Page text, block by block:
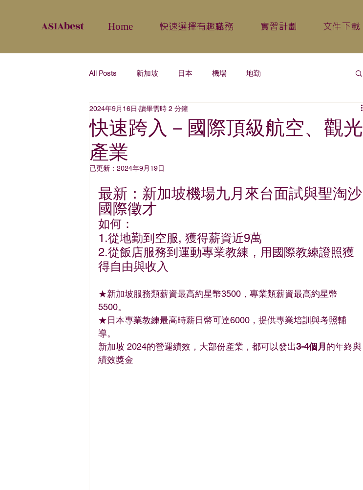
​ASIAbest Home 快速選擇有趣職務 實習計劃 文件下載
All Posts 新加坡 日本 機場 地勤
快速跨入－國際頂級航空、觀光
產業
2024年9月16日 讀畢需時 2 分鐘
已更新： 2024年9月19日
最新：新加坡機場九月來台面試與聖淘沙
國際徵才
如何：
1.從地勤到空服, 獲得薪資近9萬
2.從飯店服務到運動專業教練，用國際教練證照獲
得自由與收入
★新加坡服務類薪資最高約星幣3500，專業類薪資最高約星幣
5500。
★日本專業教練最高時薪日幣可達6000，提供專業培訓與考照輔
導。
新加坡 2024的營運績效，大部份產業，都可以發出3-4個月 的年終與
績效獎金